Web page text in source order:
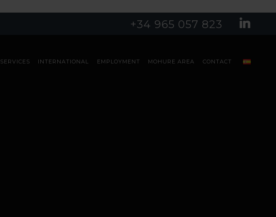
+34 965 057 823
SERVICES INTERNATIONAL EMPLOYMENT MOHURE AREA CONTACT